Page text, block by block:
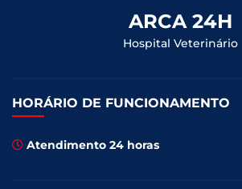
ARCA 24H
Hospital Veterinário
HORÁRIO DE FUNCIONAMENTO
Atendimento 24 horas